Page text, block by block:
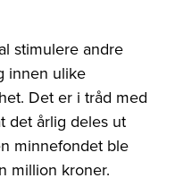
stimulere andre
innen ulike
Det er i tråd med
det årlig deles ut
minnefondet ble
million kroner.